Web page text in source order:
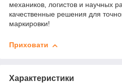
механиков, логистов и научных
качественные решения для
маркировки!
Приховати
Характеристики